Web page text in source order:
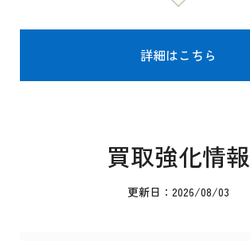
詳細はこちら
買取強化情報
更新日：2026/08/03